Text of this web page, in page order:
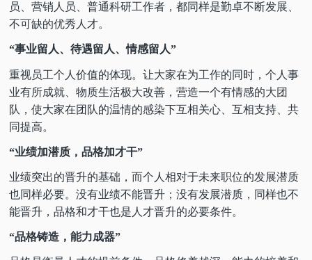
员、营销人员、普通科研工作者，都同样是勤卓不断发展、
不可缺的优秀人才。
“事业留人、待遇留人、情感留人”
重视员工个人价值的体现。让大家在为工作的同时，个人事
业有所成就、物质生活极大改善，营造一个有情感的大团
队，使大家在团队的温情的感染下互相关心、互相支持、共
同提高。
“业绩加潜质，品格加才干”
业绩突出的晋升的基础，而个人相对于未来职位的发展潜质
也同样必要。没有业绩不能晋升；没有发展潜质，同样也不
能晋升，品格和才干也是人才晋升的必要条件。
“品格铸造，能力成器”